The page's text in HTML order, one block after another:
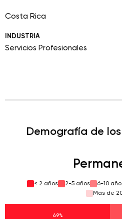
INDUSTRIA
Servicios Profesionales
Costa Rica
Demografía de
< 2 años 2-5 años 6-10
Más de
49%